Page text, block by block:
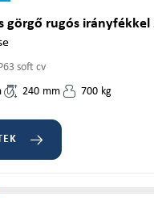
görgő rugós irányfékkel
soft cv
240 mm 700 kg